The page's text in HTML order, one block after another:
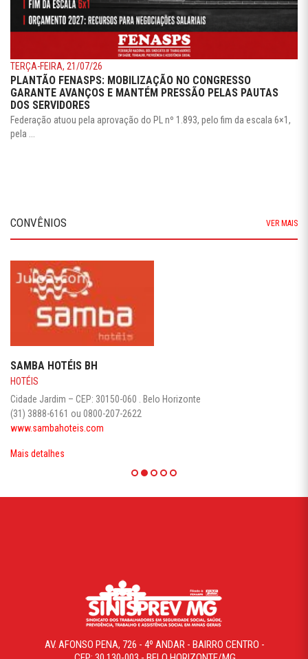
TERÇA-FEIRA, 21/07/26
PLANTÃO FENASPS: MOBILIZAÇÃO NO CONGRESSO
GARANTE AVANÇOS E MANTÉM PRESSÃO PELAS PAUTAS
DOS SERVIDORES
Federação atuou pela aprovação do PL nº 1.893, pelo fim da escala 6×1,
pela ...
CONVÊNIOS VER MAIS
SAMBA HOTÉIS BH
HOTÉIS
Cidade Jardim – CEP: 30150-060 . Belo Horizonte
(31) 3888-6161 ou 0800-207-2622
www.sambahoteis.com
Mais detalhes
AV. AFONSO PENA, 726 - 4º ANDAR - BAIRRO CENTRO -